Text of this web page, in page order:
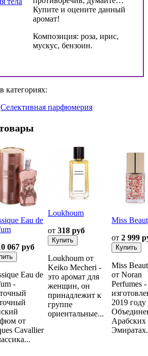
Купите и оцените данный
аромат!
Композиция: роза, ирис,
мускус, бензоин.
категориях:
Селективная парфюмерия
Eau de
067 руб
Eau de
-
от
Cavallier
Loukhoum
от 318 руб
Loukhoum от
Keiko Mecheri -
это аромат для
женщин, он
принадлежит к
группе
ориентальные...
Miss
от 2 999
Miss
от Noran
Perfumes -
2019 году
Арабских